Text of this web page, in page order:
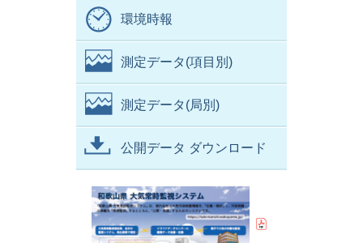
環境時報
測定データ(項目別)
測定データ(局別)
公開データ ダウンロード